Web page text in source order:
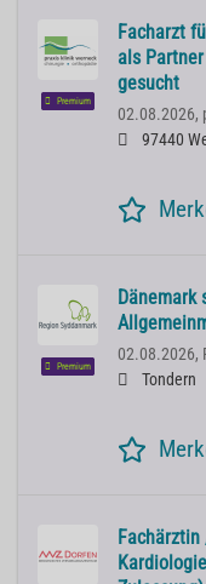
Premium
Facharzt
als
gesucht
02.08.2026,
97440
Premium
Dänemark
02.08.2026,
Tondern